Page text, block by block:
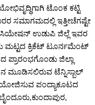
ಟೊಂಕ ಕಟ್ಟಿ
ಸಮಾಗಮದಲ್ಲಿ ಇತ್ತೀಚೆಗಷ್ಟೇ
ಉಡುಪಿ ಜಿಲ್ಲೆ ಇವರ
ಮಟ್ಟದ ಕ್ರಿಕೆಟ್ ಟೂರ್ನಮೆಂಟ್
ಪ್ರಾರಂಭಗೊಂಡು ಜಿಲ್ಲಾ
ಮೂಡಿಸಲಿರುವ ಟೆನ್ನಿಸ್ಬಾಲ್
ಪಂದ್ಯಾಕೂಟದ